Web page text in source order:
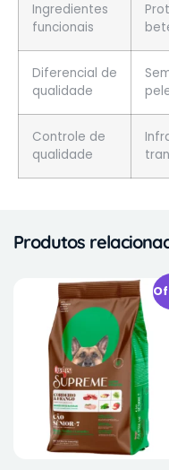
Ingredientes
funcionais
Diferencial de
qualidade
Controle de
qualidade
Produtos